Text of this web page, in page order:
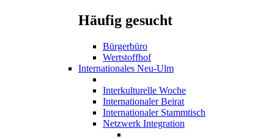
Häufig gesucht
Bürgerbüro
Wertstoffhof
Internationales Neu-Ulm
Interkulturelle Woche
Internationaler Beirat
Internationaler Stammtisch
Netzwerk Integration